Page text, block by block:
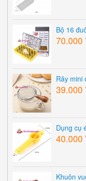
Bộ 16
70.000
Rây mini
39.000
Dụng cụ
40.000
Khuôn